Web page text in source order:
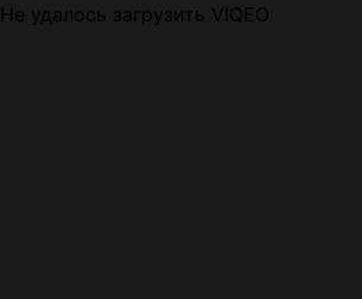
Не удалось загрузить VIQEO